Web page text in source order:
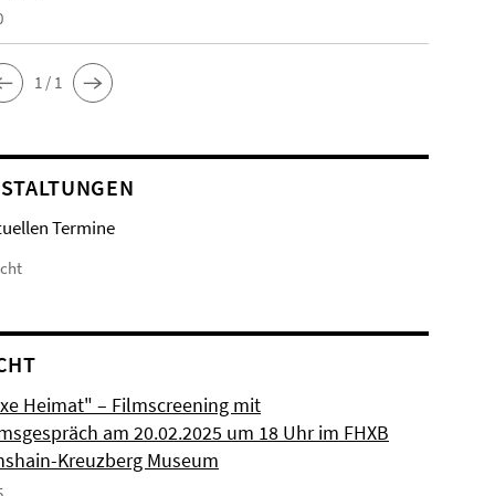
1 / 1
Termine
Heimat" – Filmscreening mit
am 20.02.2025 um 18 Uhr im FHXB
Kreuzberg Museum